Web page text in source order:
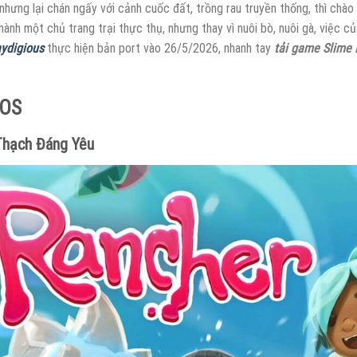
lại chán ngấy với cảnh cuốc đất, trồng rau truyền thống, thì
một chủ trang trại thực thụ, nhưng thay vì nuôi bò, nuôi gà, việc
thực hiện bản port vào 26/5/2026, nhanh tay tải game Slime
Đáng Yêu